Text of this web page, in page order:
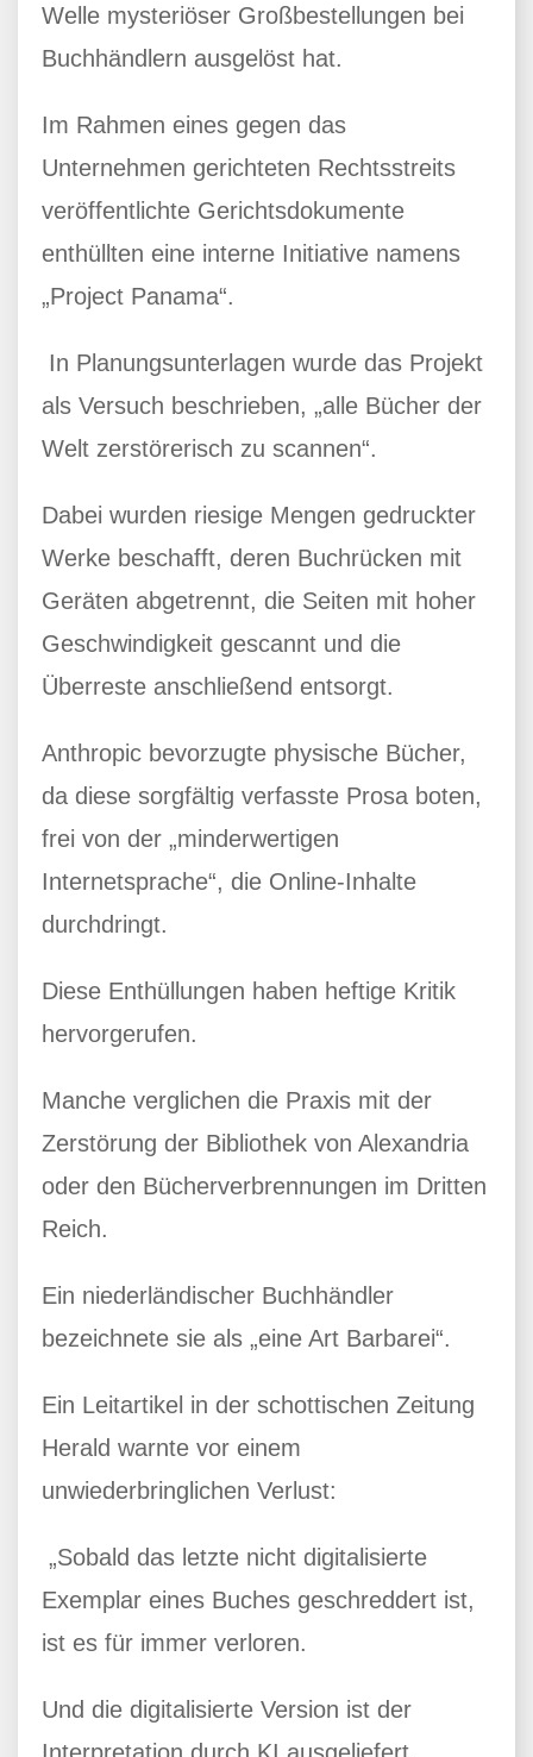
Welle mysteriöser Großbestellungen bei
Buchhändlern ausgelöst hat.
Im Rahmen eines gegen das
Unternehmen gerichteten Rechtsstreits
veröffentlichte Gerichtsdokumente
enthüllten eine interne Initiative namens
„Project Panama“.
In Planungsunterlagen wurde das Projekt
als Versuch beschrieben, „alle Bücher der
Welt zerstörerisch zu scannen“.
Dabei wurden riesige Mengen gedruckter
Werke beschafft, deren Buchrücken mit
Geräten abgetrennt, die Seiten mit hoher
Geschwindigkeit gescannt und die
Überreste anschließend entsorgt.
Anthropic bevorzugte physische Bücher,
da diese sorgfältig verfasste Prosa boten,
frei von der „minderwertigen
Internetsprache“, die Online-Inhalte
durchdringt.
Diese Enthüllungen haben heftige Kritik
hervorgerufen.
Manche verglichen die Praxis mit der
Zerstörung der Bibliothek von Alexandria
oder den Bücherverbrennungen im Dritten
Reich.
Ein niederländischer Buchhändler
bezeichnete sie als „eine Art Barbarei“.
Ein Leitartikel in der schottischen Zeitung
Herald warnte vor einem
unwiederbringlichen Verlust:
„Sobald das letzte nicht digitalisierte
Exemplar eines Buches geschreddert ist,
ist es für immer verloren.
Und die digitalisierte Version ist der